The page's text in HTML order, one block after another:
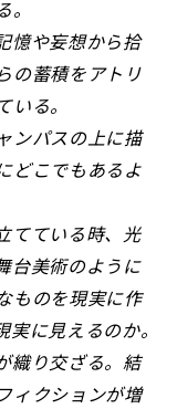
憶や妄想から拾
の蓄積をアトリ
る。
ンパスの上に描
どこでもあるよ
てている時、光
台美術のように
ものを現実に作
に見えるのか。
織り交ざる。結
ィクションが増